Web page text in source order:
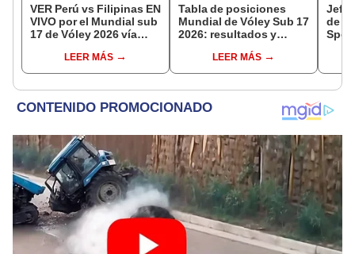
VER Perú vs Filipinas EN
VIVO por el Mundial sub
17 de Vóley 2026 vía
LEER MÁS
Tabla de posiciones
Mundial de Vóley Sub 17
2026: resultados y
de gruposLEER MÁS
de